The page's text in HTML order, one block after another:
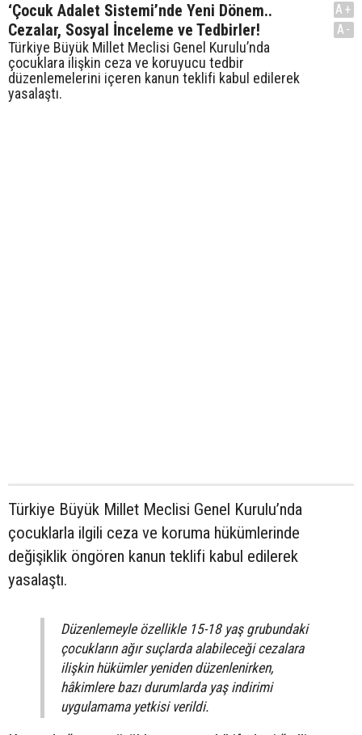
‘Çocuk Adalet Sistemi’nde Yeni Dönem..
Cezalar, Sosyal İnceleme ve Tedbirler!
Türkiye Büyük Millet Meclisi Genel Kurulu’nda
çocuklara ilişkin ceza ve koruyucu tedbir
düzenlemelerini içeren kanun teklifi kabul edilerek
yasalaştı.
A+
A-
Türkiye Büyük Millet Meclisi Genel Kurulu’nda
çocuklarla ilgili ceza ve koruma hükümlerinde
değişiklik öngören kanun teklifi kabul edilerek
yasalaştı.
Düzenlemeyle özellikle 15-18 yaş grubundaki
çocukların ağır suçlarda alabileceği cezalara
ilişkin hükümler yeniden düzenlenirken,
hâkimlere bazı durumlarda yaş indirimi
uygulamama yetkisi verildi.